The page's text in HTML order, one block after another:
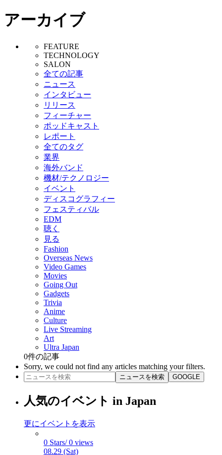
アーカイブ
FEATURE
TECHNOLOGY
SALON
全ての記事
ニュース
インタビュー
リリース
フィーチャー
ポッドキャスト
レポート
全てのタグ
業界
海外バンド
機材/テクノロジー
イベント
ディスコグラフィー
フェスティバル
EDM
聴く
見る
Fashion
Overseas News
Video Games
Movies
Going Out
Gadgets
Trivia
Anime
Culture
Live Streaming
Art
Ultra Japan
0件の記事
Sorry, we could not find any articles matching your filters.
ニュースを検索 GOOGLE
人気のイベント in Japan
更にイベントを表示
0 Stars/ 0 views
08.29 (Sat)